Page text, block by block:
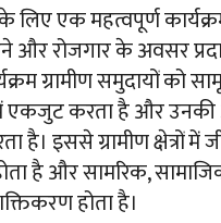
के लिए एक महत्वपूर्ण
और रोजगार के अवसर
ग्रामीण समुदायों को
एकजुट करता है और
है। इससे ग्रामीण क्षेत्रों में
है और सामरिक,
होता है।